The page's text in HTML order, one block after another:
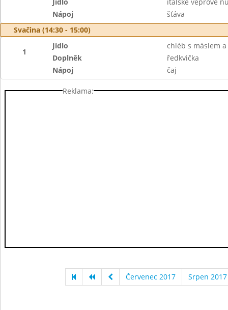
Nápoj
šťáva
Svačina (14:30 - 15:00)
1
Jídlo
chléb s máslem
Doplněk
ředkvička
Nápoj
čaj
Reklama:
Červenec 2017 Srpen 2017